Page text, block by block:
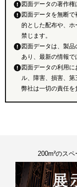
図面データの著作権
図面データを無断
的とした配布や、
禁じます。
図面データは、製
あり、最新の情報で
図面データの利用
ル、障害、損害、
弊社は一切の責任を
200m²のス